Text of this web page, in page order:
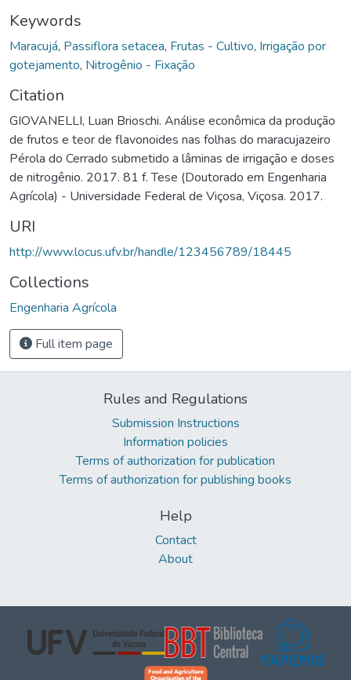
Keywords
Maracujá, Passiflora setacea, Frutas - Cultivo, Irrigação por
gotejamento, Nitrogênio - Fixação
Citation
GIOVANELLI, Luan Brioschi. Análise econômica da produção
de frutos e teor de flavonoides nas folhas do maracujazeiro
Pérola do Cerrado submetido a lâminas de irrigação e doses
de nitrogênio. 2017. 81 f. Tese (Doutorado em Engenharia
Agrícola) - Universidade Federal de Viçosa, Viçosa. 2017.
URI
http://www.locus.ufv.br/handle/123456789/18445
Collections
Engenharia Agrícola
Full item page
Rules and Regulations
Submission Instructions
Information policies
Terms of authorization for publication
Terms of authorization for publishing books
Help
Contact
About